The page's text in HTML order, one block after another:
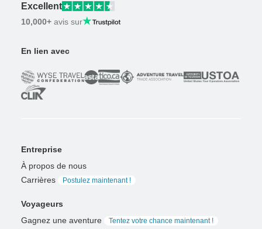
Excellent
10,000+ avis sur
En lien avec
Entreprise
À propos de nous
Carrières
Postulez maintenant !
Voyageurs
Gagnez une aventure
Tentez votre chance maintenant !